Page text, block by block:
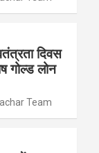
दिवस
गोल्ड लोन
Team